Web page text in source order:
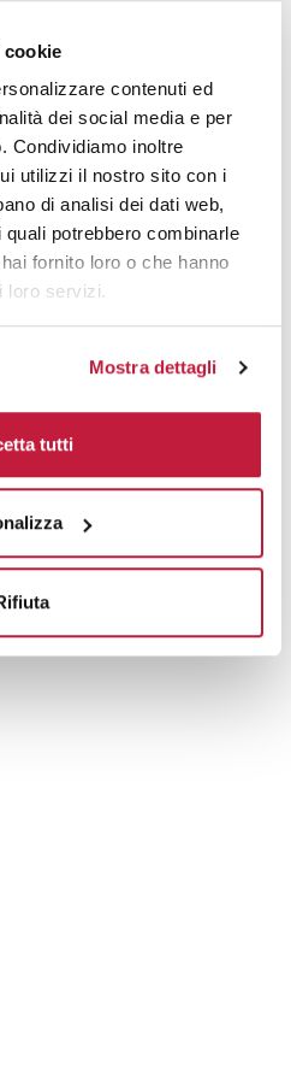
contenuti ed
dei social media e per
Condividiamo inoltre
utilizzi il nostro sito con i
di analisi dei dati web,
potrebbero combinarle
fornito loro o che hanno
loro servizi.
Mostra dettagli
tutti
€ 22,26